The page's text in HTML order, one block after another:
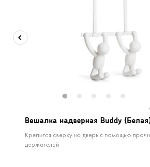
Вешалка надверная Buddy
Крепится сверху на дверь с помощью
держателей